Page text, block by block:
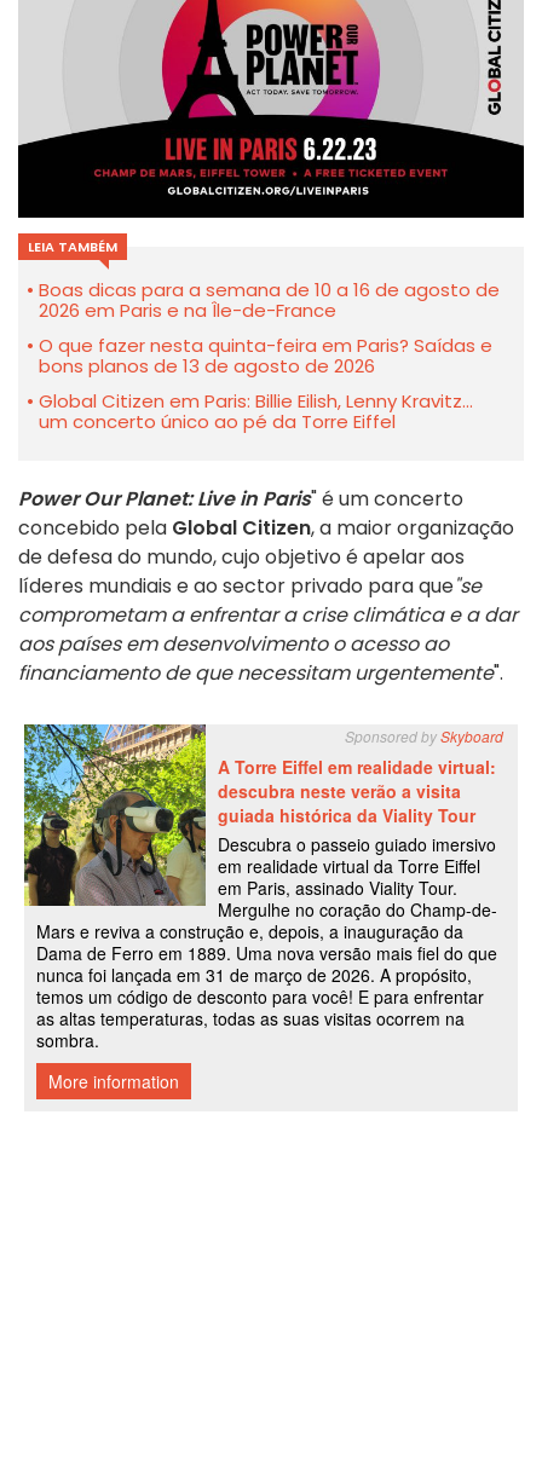
LEIA TAMBÉM
Boas dicas para a semana de 10 a 16 de agosto de
2026 em Paris e na Île-de-France
O que fazer nesta quinta-feira em Paris? Saídas e
bons planos de 13 de agosto de 2026
Global Citizen em Paris: Billie Eilish, Lenny Kravitz...
um concerto único ao pé da Torre Eiffel
Power Our Planet: Live in Paris" é um concerto
concebido pela Global Citizen, a maior organização
de defesa do mundo, cujo objetivo é apelar aos
líderes mundiais e ao sector privado para que"se
comprometam a enfrentar a crise climática e a dar
aos países em desenvolvimento o acesso ao
financiamento de que necessitam urgentemente".